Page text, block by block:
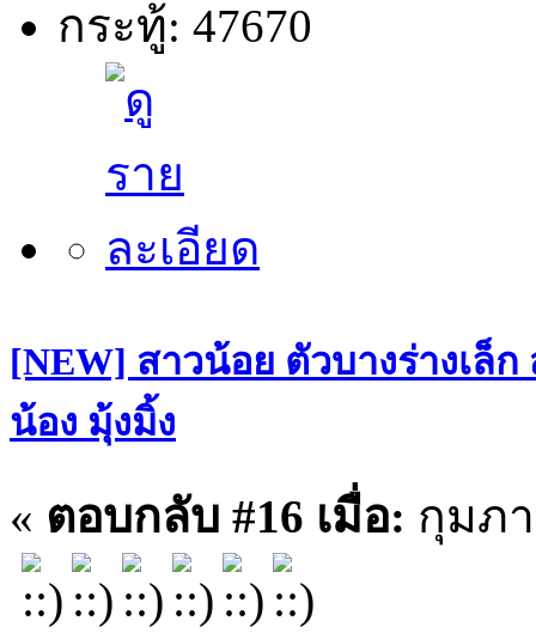
กระทู้: 47670
[NEW] สาวน้อย ตัวบางร่างเล็
น้อง มุ้งมิ้ง
« ตอบกลับ #16 เมื่อ: กุมภา